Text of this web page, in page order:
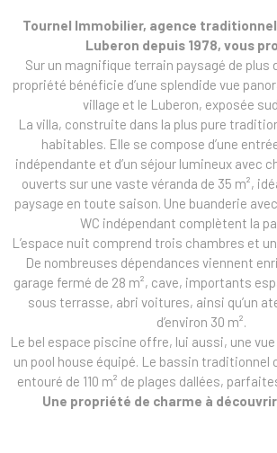
Tournel Immobilier, agence
Luberon depuis 1978, vous
Sur un magnifique terrain paysagé de plus
propriété bénéficie d’une splendide vue
village et le Luberon, exposée
La villa, construite dans la plus pure
habitables. Elle se compose d’une
indépendante et d’un séjour lumineux avec
ouverts sur une vaste véranda de 35 m²,
paysage en toute saison. Une buanderie
WC indépendant complètent la
L’espace nuit comprend trois chambres et
De nombreuses dépendances viennent
garage fermé de 28 m², cave, importants
sous terrasse, abri voitures, ainsi qu’un
d’environ 30 m².
Le bel espace piscine offre, lui aussi, une
un pool house équipé. Le bassin traditionnel
entouré de 110 m² de plages dallées,
Une propriété de charme à